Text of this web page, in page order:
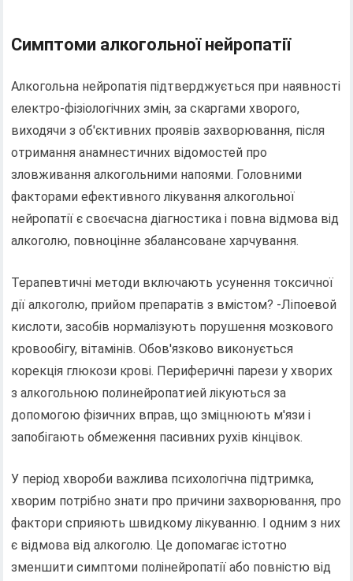
Симптоми алкогольної нейропатії
Алкогольна нейропатія підтверджується при наявності
електро-фізіологічних змін, за скаргами хворого,
виходячи з об'єктивних проявів захворювання, після
отримання анамнестичних відомостей про
зловживання алкогольними напоями. Головними
факторами ефективного лікування алкогольної
нейропатії є своєчасна діагностика і повна відмова від
алкоголю, повноцінне збалансоване харчування.
Терапевтичні методи включають усунення токсичної
дії алкоголю, прийом препаратів з вмістом? -Ліпоевой
кислоти, засобів нормалізують порушення мозкового
кровообігу, вітамінів. Обов'язково виконується
корекція глюкози крові. Периферичні парези у хворих
з алкогольною полинейропатией лікуються за
допомогою фізичних вправ, що зміцнюють м'язи і
запобігають обмеження пасивних рухів кінцівок.
У період хвороби важлива психологічна підтримка,
хворим потрібно знати про причини захворювання, про
фактори сприяють швидкому лікуванню. І одним з них
є відмова від алкоголю. Це допомагає істотно
зменшити симптоми полінейропатії або повністю від